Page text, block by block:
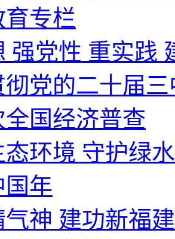
育专栏
强党性 重实践
彻党的二十届
全国经济普查
态环境 守护绿
国年
神 建功新福建